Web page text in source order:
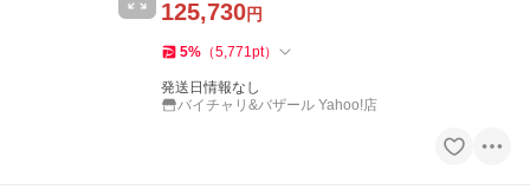
125,730円
5% （5,771pt）
発送日情報なし
バイチャリ&バザール Yahoo!店